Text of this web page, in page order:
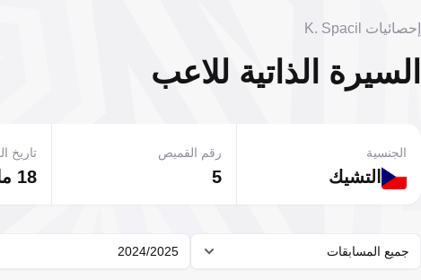
إحصائيات K. Spacil
السيرة الذاتية للاعب
التشيك
الجنسية
5
رقم القميص
18 مايو 2003
تاريخ
جميع المسابقات 2024/2025